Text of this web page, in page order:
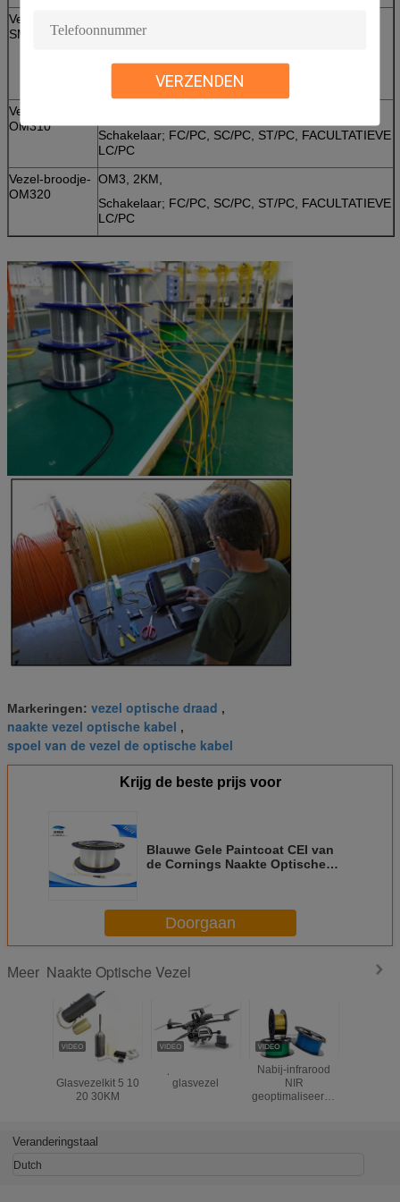
VERZENDEN
Vezel-broodje-
SM720
LC/UPC, facultatieve LC/APC
Vezel-broodje-
OM310
Schakelaar; FC/PC, SC/PC, ST/PC, FACULTATIEVE
LC/PC
Vezel-broodje-
OM320
OM3, 2KM,
Schakelaar; FC/PC, SC/PC, ST/PC, FACULTATIEVE
LC/PC
Markeringen: vezel optische draad ,
naakte vezel optische kabel ,
spoel van de vezel de optische kabel
Krijg de beste prijs voor
Blauwe Gele Paintcoat CEI van
de Cornings Naakte Optische
Doorgaan
Meer Naakte Optische Vezel
Glasvezelkit 5 10
20 30KM
glasvezel
Nabij-infrarood
NIR
geoptimaliseerde
Veranderingstaal
Dutch